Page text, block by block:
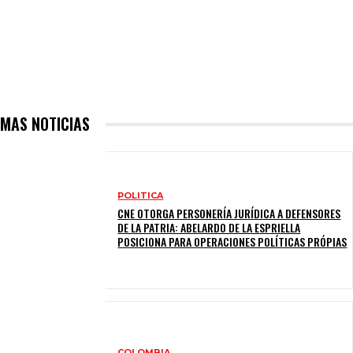
MAS NOTICIAS
POLITICA
CNE OTORGA PERSONERÍA JURÍDICA A DEFENSORES
DE LA PATRIA: ABELARDO DE LA ESPRIELLA
POSICIONA PARA OPERACIONES POLÍTICAS PRÓPIAS